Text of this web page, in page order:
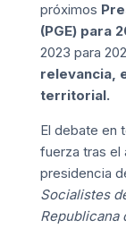
próximos
(PGE) para
2023 para
relevancia,
territorial.
El debate en
fuerza tras el
presidencia
Socialistes
Republicana